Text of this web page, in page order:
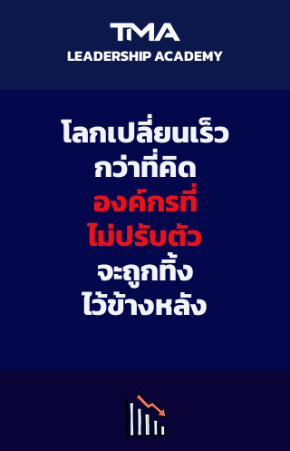
LEADERSHIP ACADEMY
โลกเปลี่ยนเร็ว
กว่าที่คิด
องค์กรที่
ไม่ปรับตัว
จะถูกทิ้ง
ไว้ข้างหลัง